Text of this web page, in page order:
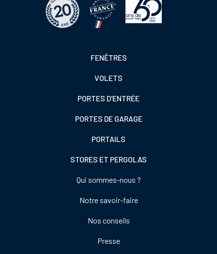
FENÊTRES
VOLETS
PORTES D'ENTRÉE
PORTES DE GARAGE
PORTAILS
STORES ET PERGOLAS
Qui sommes-nous ?
Notre savoir-faire
Nos conseils
Presse